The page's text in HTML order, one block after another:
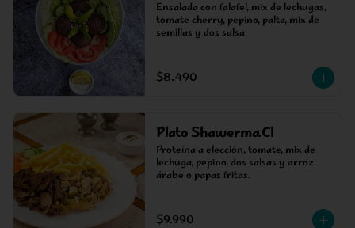
Ensalada con falafel, mix de lechugas,
tomate cherry, pepino, palta, mix de
semillas y dos salsa
$8.490
Plato Shawerma.Cl
Proteína a elección, tomate, mix de
lechuga, pepino, dos salsas y arroz
árabe o papas fritas.
$9.990